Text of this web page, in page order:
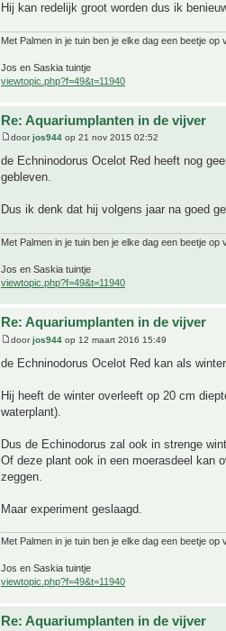
Hij kan redelijk groot worden dus ik
Met Palmen in je tuin ben je elke dag een beetje op
Jos en Saskia tuintje
viewtopic.php?f=49&t=11940
Re: Aquariumplanten in de vijver
doorjos944 op 21 nov 2015 02:52
de Echninodorus Ocelot Red heeft nog
gebleven.
Dus ik denk dat hij volgens jaar na goed
Met Palmen in je tuin ben je elke dag een beetje op
Jos en Saskia tuintje
viewtopic.php?f=49&t=11940
Re: Aquariumplanten in de vijver
doorjos944 op 12 maart 2016 15:49
de Echninodorus Ocelot Red kan als
Hij heeft de winter overleeft op 20 cm
waterplant).
Dus de Echinodorus zal ook in strenge
Of deze plant ook in een moerasdeel kan
zeggen.
Maar experiment geslaagd.
Met Palmen in je tuin ben je elke dag een beetje op
Jos en Saskia tuintje
viewtopic.php?f=49&t=11940
Re: Aquariumplanten in de vijver